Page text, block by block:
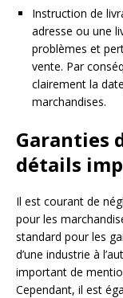
Instruction de
adresse ou une
problèmes et
vente. Par
clairement la
marchandises.
Garanties
détails
Il est courant de
pour les
standard pour les
d’une industrie à
important de
Cependant, il est